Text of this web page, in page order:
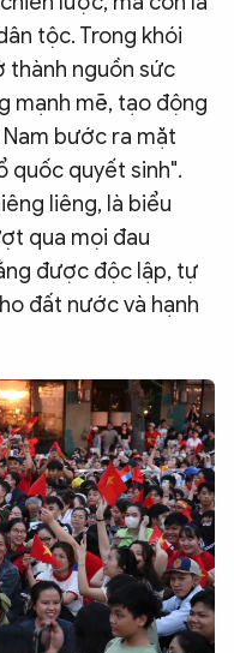
tộc. Trong khói
thành nguồn sức
mạnh mẽ, tạo động
bước ra mặt
quốc quyết sinh".
liêng, là biểu
qua mọi đau
được độc lập, tự
đất nước và hạnh